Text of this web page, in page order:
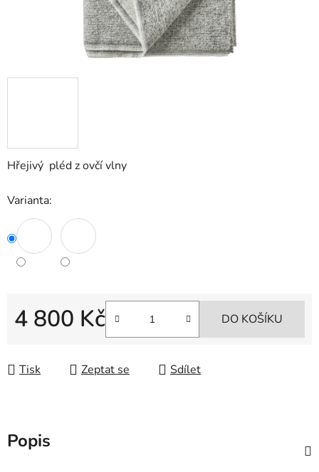
Hřejivý pléd z ovčí vlny
Varianta:
4 800 Kč DO KOŠÍKU
Tisk Zeptat se Sdílet
Popis